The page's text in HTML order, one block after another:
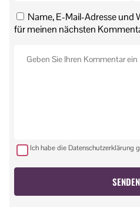
Name, E-Mail-Adresse und
für meinen nächsten
Ich habe die Datenschutzerklärung